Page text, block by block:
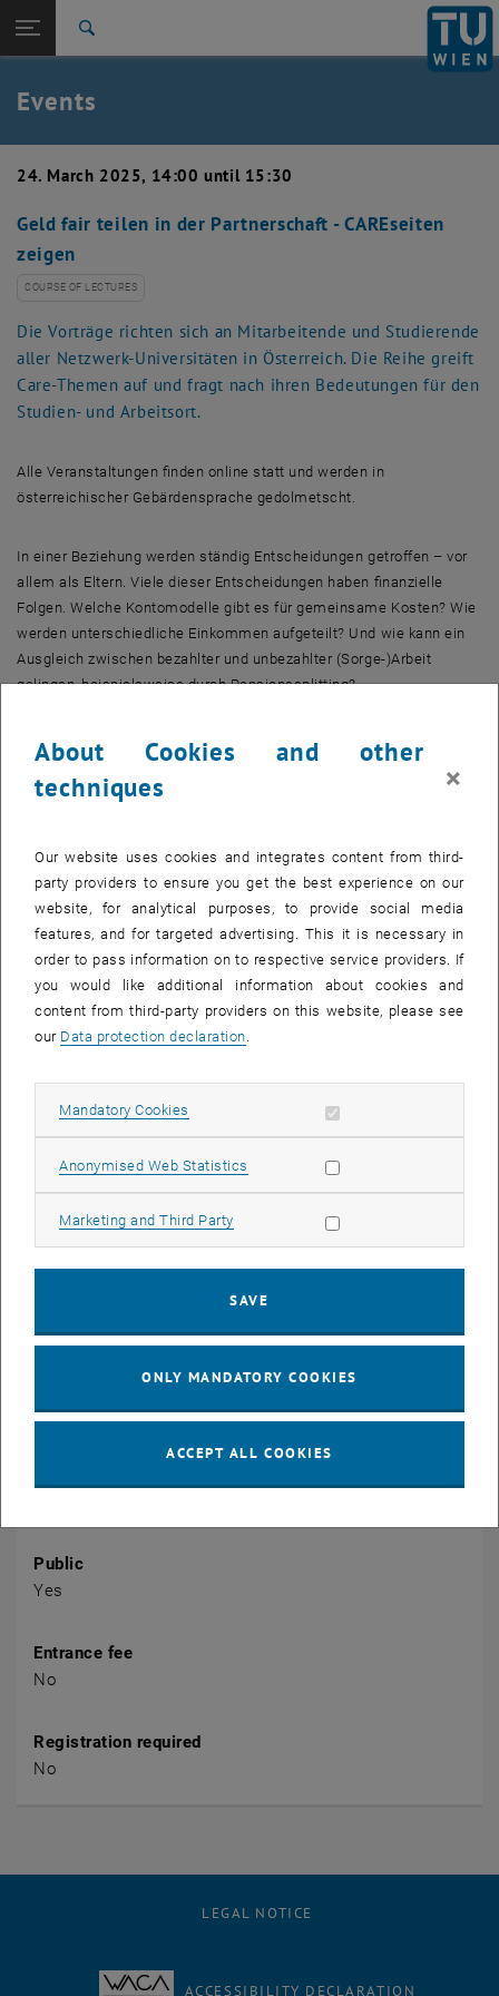
TU Login
Quicklinks
Toggle quicklinks menu
Studies
Career
Back to:
Events
Create event
Events
24. March 2025, 14:00 until 15:30
Geld fair teilen in der Partnerschaft - CAREseiten
zeigen
COURSE OF LECTURES
Die Vorträge richten sich an Mitarbeitende und Studierende
aller Netzwerk-Universitäten in Österreich. Die Reihe greift
Care-Themen auf und fragt nach ihren Bedeutungen für den
Studien- und Arbeitsort.
Alle Veranstaltungen finden online statt und werden in
österreichischer Gebärdensprache gedolmetscht.
In einer Beziehung werden ständig Entscheidungen getroffen – vor
allem als Eltern. Viele dieser Entscheidungen haben finanzielle
Folgen. Welche Kontomodelle gibt es für gemeinsame Kosten? Wie
werden unterschiedliche Einkommen aufgeteilt? Und wie kann ein
Ausgleich zwischen bezahlter und unbezahlter (Sorge-)Arbeit
gelingen, beispielsweise durch Pensionssplitting?
Trennung bzw. Scheidung werden im Vortrag mitgedacht.
Gelingt eine faire Aufteilung von Familienfinanzen, so trägt das auch
CAREseiten_zeigen_Maerz_2025.pdf 242 KB
, download
CALENDAR ENTRY
Event details
Event location
online
online online
online
Netzwerk UniKid-UniCare Österreich
Sonja Bigl
More Information
https://www.tuwien.at/tu-wien/organisation/zentrale-
Public
Yes
Entrance fee
No
Registration required
No
LEGAL NOTICE
ACCESSIBILITY DECLARATION
About Cookies and other
techniques
×
Our website uses cookies and integrates content from third-
party providers to ensure you get the best experience on our
website, for analytical purposes, to provide social media
features, and for targeted advertising. This it is necessary in
order to pass information on to respective service providers. If
you would like additional information about cookies and
content from third-party providers on this website, please see
our Data protection declaration
Mandatory Cookies Allow mandatory cookies
Anonymised Web Statistics Allow statistic cookies
Marketing and Third Party Allow marketing cookies
SAVE
ONLY MANDATORY COOKIES
ACCEPT ALL COOKIES